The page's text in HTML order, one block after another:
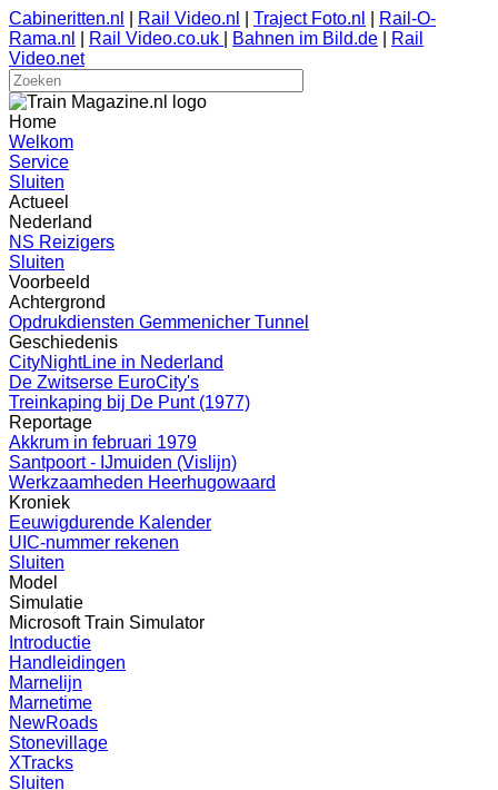
Cabineritten.nl Rail Video.nl Traject Foto.nl
Rail-O-
Rama.nl
Rail Video.co.uk Bahnen im Bild.de
Rail
Video.net
Home
Welkom
Service
Sluiten
Actueel
Nederland
NS Reizigers
Sluiten
Voorbeeld
Achtergrond
Opdrukdiensten Gemmenicher Tunnel
Geschiedenis
CityNightLine in Nederland
De Zwitserse EuroCity's
Treinkaping bij De Punt (1977)
Reportage
Akkrum in februari 1979
Santpoort - IJmuiden (Vislijn)
Werkzaamheden Heerhugowaard
Kroniek
Eeuwigdurende Kalender
UIC-nummer rekenen
Sluiten
Model
Simulatie
Microsoft Train Simulator
Introductie
Handleidingen
Marnelijn
Marnetime
NewRoads
Stonevillage
XTracks
Sluiten